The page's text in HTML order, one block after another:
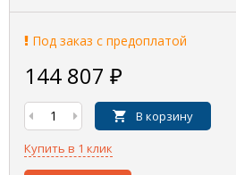
Под заказ с предоплатой
144 807 ₽
В корзину
Купить в 1 клик